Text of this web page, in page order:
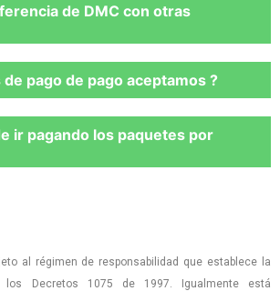
de DMC con otras
pago de pago aceptamos ?
ir pagando los paquetes por
al régimen de responsabilidad que establece la
Decretos 1075 de 1997. Igualmente está